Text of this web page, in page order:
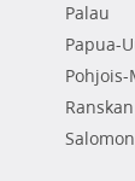
Palau
Papua-